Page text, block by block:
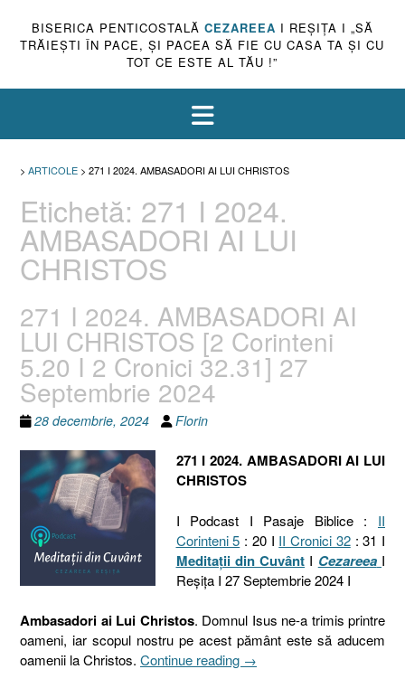
BISERICA PENTICOSTALĂ CEZAREEA I REŞIŢA I „SĂ
TRĂIEŞTI ÎN PACE, ŞI PACEA SĂ FIE CU CASA TA ŞI CU
TOT CE ESTE AL TĂU !”
> ARTICOLE > 271 I 2024. AMBASADORI AI LUI CHRISTOS
Etichetă: 271 I 2024.
AMBASADORI AI LUI
CHRISTOS
271 I 2024. AMBASADORI AI
LUI CHRISTOS [2 Corinteni
5.20 I 2 Cronici 32.31] 27
Septembrie 2024
28 decembrie, 2024 Florin
271 I 2024. AMBASADORI AI LUI
CHRISTOS
I Podcast I Pasaje Biblice : II
Corinteni 5 : 20 I II Cronici 32: 31 I
Meditaţii din Cuvânt I Cezareea I
Reşiţa I 27 Septembrie 2024 I
Ambasadori ai Lui Christos. Domnul Isus ne-a trimis printre
oameni, iar scopul nostru pe acest pământ este să aducem
oamenii la Christos. Continue reading „271
→